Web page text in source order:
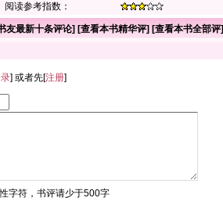
阅读参考指数：
友最新十条评论] [查看本书精华评] [查看本书全部评]
] 或者先[注册]
字符，书评请少于500字